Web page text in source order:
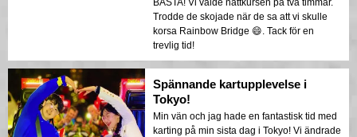
Trodde de skojade när de sa att vi skulle
korsa Rainbow Bridge 😄. Tack för en
trevlig tid!
Spännande kartupplevelse i
Tokyo!
Min vän och jag hade en fantastisk tid med
karting på min sista dag i Tokyo! Vi ändrade